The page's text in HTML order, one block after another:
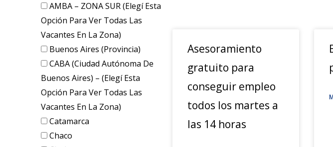
AMBA – ZONA SUR (elegí Esta
Opción Para Ver Todas Las
Vacantes En La Zona)
Buenos Aires (provincia)
CABA (Ciudad Autónoma De
Buenos Aires) – (elegí Esta
Opción Para Ver Todas Las
Vacantes En La Zona)
Catamarca
Chaco
Asesoramiento
gratuito para
conseguir empleo
todos los martes a
las 14 horas